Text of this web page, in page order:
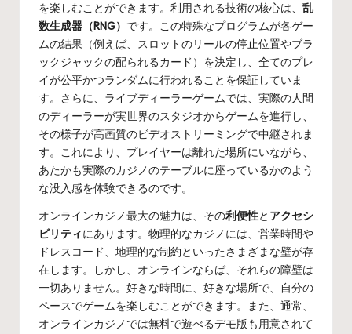
を楽しむことができます。利用される技術の核心は、 乱
数生成器（RNG） です。この特殊なプログラムが各ゲー
ムの結果（例えば、スロットのリールの停止位置やブラ
ックジャックの配られるカード）を決定し、全てのプレ
イが公平かつランダムに行われることを保証していま
す。さらに、ライブディーラーゲームでは、実際の人間
のディーラーが実世界のスタジオからゲームを進行し、
その様子が高画質のビデオストリーミングで中継されま
す。これにより、プレイヤーは離れた場所にいながら、
あたかも実際のカジノのテーブルに座っているかのよう
な没入感を体験できるのです。
オンラインカジノ最大の魅力は、その利便性と アクセシ
ビリティにあります。物理的なカジノには、営業時間や
ドレスコード、地理的な制約といったさまざまな壁が存
在します。しかし、オンラインならば、それらの障壁は
一切ありません。好きな時間に、好きな場所で、自分の
ペースでゲームを楽しむことができます。また、通常、
オンラインカジノでは無料で遊べるデモ版も用意されて